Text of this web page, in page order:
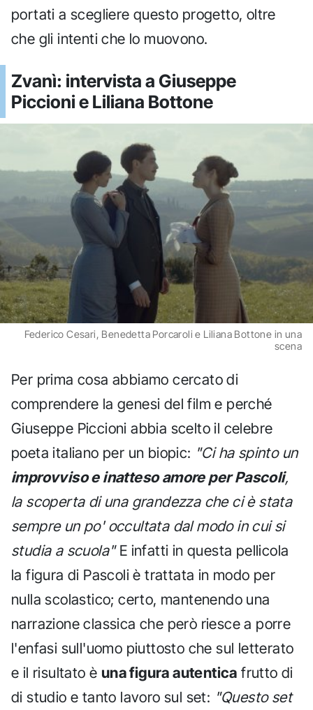
portati a scegliere questo progetto, oltre
che gli intenti che lo muovono.
Zvanì: intervista a Giuseppe
Piccioni e Liliana Bottone
Federico Cesari, Benedetta Porcaroli e Liliana Bottone in una
scena
Per prima cosa abbiamo cercato di
comprendere la genesi del film e perché
Giuseppe Piccioni abbia scelto il celebre
poeta italiano per un biopic: "Ci ha spinto un
improvviso e inatteso amore per Pascoli,
la scoperta di una grandezza che ci è stata
sempre un po' occultata dal modo in cui si
studia a scuola"E infatti in questa pellicola
la figura di Pascoli è trattata in modo per
nulla scolastico; certo, mantenendo una
narrazione classica che però riesce a porre
l'enfasi sull'uomo piuttosto che sul letterato
e il risultato è una figura autentica frutto di
di studio e tanto lavoro sul set: "Questo set